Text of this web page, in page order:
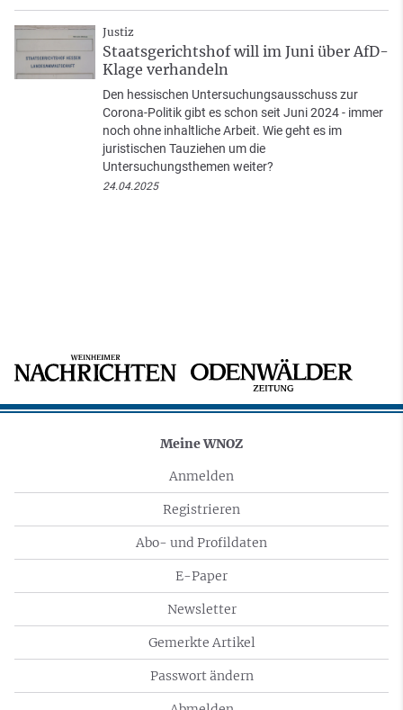
Justiz
Staatsgerichtshof will im Juni über AfD-
Klage verhandeln
Den hessischen Untersuchungsausschuss zur
Corona-Politik gibt es schon seit Juni 2024 - immer
noch ohne inhaltliche Arbeit. Wie geht es im
juristischen Tauziehen um die
Untersuchungsthemen weiter?
24.04.2025
Meine WNOZ
Anmelden
Registrieren
Abo- und Profildaten
E-Paper
Newsletter
Gemerkte Artikel
Passwort ändern